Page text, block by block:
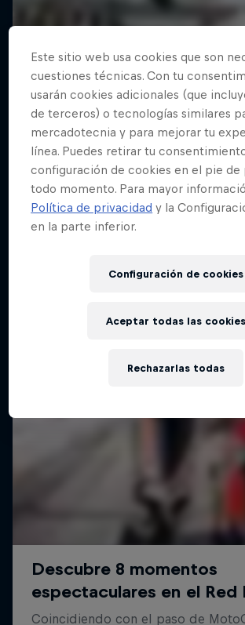
Este sitio web usa cookies que son
cuestiones técnicas. Con tu
usarán cookies adicionales (que
de terceros) o tecnologías similares
mercadotecnia y para mejorar tu
línea. Puedes retirar tu
configuración de cookies en el pie de
todo momento. Para mayor
Política de privacidad y la
en la parte inferior.
Configuración de cookies
Rechazarlas todas
Aceptar todas las cookies